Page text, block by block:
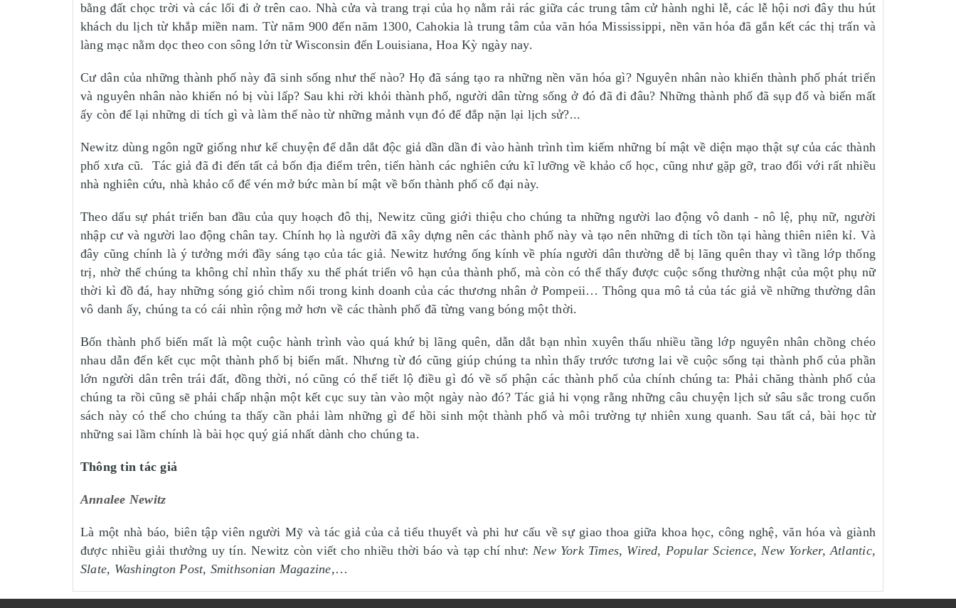
bằng đất chọc trời và các lối đi ở trên cao. Nhà cửa và trang trại của họ nằm rải rác giữa các trung tâm cử hành nghi lễ, các lễ hội nơi đây thu hút
khách du lịch từ khắp miền nam. Từ năm 900 đến năm 1300, Cahokia là trung tâm của văn hóa Mississippi, nền văn hóa đã gắn kết các thị trấn và
làng mạc nằm dọc theo con sông lớn từ Wisconsin đến Louisiana, Hoa Kỳ ngày nay.
Cư dân của những thành phố này đã sinh sống như thế nào? Họ đã sáng tạo ra những nền văn hóa gì? Nguyên nhân nào khiến thành phố phát triển
và nguyên nhân nào khiến nó bị vùi lấp? Sau khi rời khỏi thành phố, người dân từng sống ở đó đã đi đâu? Những thành phố đã sụp đổ và biến mất
ấy còn để lại những di tích gì và làm thế nào từ những mảnh vụn đó để đắp nặn lại lịch sử?...
Newitz dùng ngôn ngữ giống như kể chuyện để dẫn dắt độc giả dần dần đi vào hành trình tìm kiếm những bí mật về diện mạo thật sự của các thành
phố xưa cũ. Tác giả đã đi đến tất cả bốn địa điểm trên, tiến hành các nghiên cứu kĩ lưỡng về khảo cổ học, cũng như gặp gỡ, trao đổi với rất nhiều
nhà nghiên cứu, nhà khảo cổ để vén mở bức màn bí mật về bốn thành phố cổ đại này.
Theo dấu sự phát triển ban đầu của quy hoạch đô thị, Newitz cũng giới thiệu cho chúng ta những người lao động vô danh - nô lệ, phụ nữ, người
nhập cư và người lao động chân tay. Chính họ là người đã xây dựng nên các thành phố này và tạo nên những di tích tồn tại hàng thiên niên kỉ. Và
đây cũng chính là ý tưởng mới đầy sáng tạo của tác giả. Newitz hướng ống kính về phía người dân thường dễ bị lãng quên thay vì tầng lớp thống
trị, nhờ thế chúng ta không chỉ nhìn thấy xu thế phát triển vô hạn của thành phố, mà còn có thể thấy được cuộc sống thường nhật của một phụ nữ
thời kì đồ đá, hay những sóng gió chìm nổi trong kinh doanh của các thương nhân ở Pompeii… Thông qua mô tả của tác giả về những thường dân
vô danh ấy, chúng ta có cái nhìn rộng mở hơn về các thành phố đã từng vang bóng một thời.
Bốn thành phố biến mất là một cuộc hành trình vào quá khứ bị lãng quên, dẫn dắt bạn nhìn xuyên thấu nhiều tầng lớp nguyên nhân chồng chéo
nhau dẫn đến kết cục một thành phố bị biến mất. Nhưng từ đó cũng giúp chúng ta nhìn thấy trước tương lai về cuộc sống tại thành phố của phần
lớn người dân trên trái đất, đồng thời, nó cũng có thể tiết lộ điều gì đó về số phận các thành phố của chính chúng ta: Phải chăng thành phố của
chúng ta rồi cũng sẽ phải chấp nhận một kết cục suy tàn vào một ngày nào đó? Tác giả hi vọng rằng những câu chuyện lịch sử sâu sắc trong cuốn
sách này có thể cho chúng ta thấy cần phải làm những gì để hồi sinh một thành phố và môi trường tự nhiên xung quanh. Sau tất cả, bài học từ
những sai lầm chính là bài học quý giá nhất dành cho chúng ta.
Thông tin tác giả
Annalee Newitz
Là một nhà báo, biên tập viên người Mỹ và tác giả của cả tiểu thuyết và phi hư cấu về sự giao thoa giữa khoa học, công nghệ, văn hóa và giành
được nhiều giải thưởng uy tín. Newitz còn viết cho nhiều thời báo và tạp chí như:New York Times, Wired, Popular Science, New Yorker, Atlantic,
Slate, Washington Post, Smithsonian Magazine,…